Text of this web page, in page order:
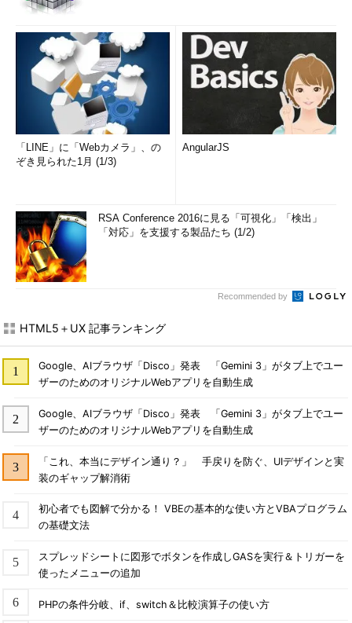
「LINE」に「Webカメラ」、の
ぞき見られた1月 (1/3)
AngularJS
RSA Conference 2016に見る「可視化」「検出」
「対応」を支援する製品たち (1/2)
Recommended by
HTML5＋UX 記事ランキング
Google、AIブラウザ「Disco」発表 「Gemini 3」がタブ上でユー
ザーのためのオリジナルWebアプリを自動生成
Google、AIブラウザ「Disco」発表 「Gemini 3」がタブ上でユー
ザーのためのオリジナルWebアプリを自動生成
「これ、本当にデザイン通り？」 手戻りを防ぐ、UIデザインと実
装のギャップ解消術
初心者でも図解で分かる！ VBEの基本的な使い方とVBAプログラム
の基礎文法
スプレッドシートに図形でボタンを作成しGASを実行＆トリガーを
使ったメニューの追加
PHPの条件分岐、if、switch＆比較演算子の使い方